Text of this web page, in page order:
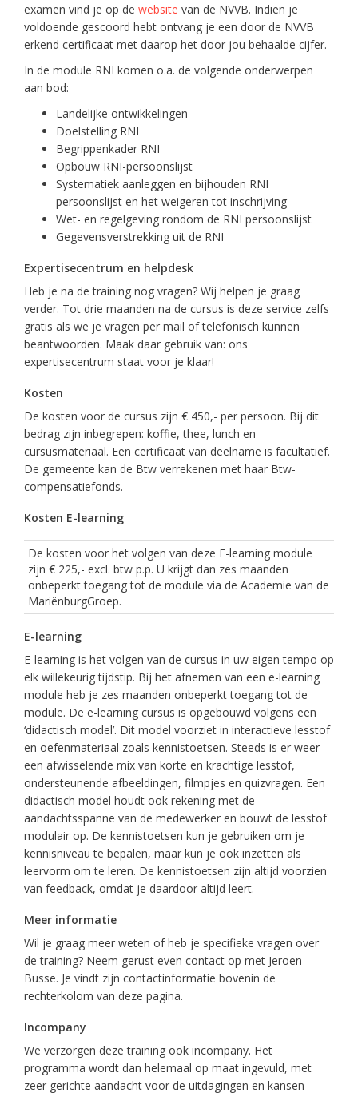
examen vind je op de website van de NVVB. Indien je
voldoende gescoord hebt ontvang je een door de NVVB
erkend certificaat met daarop het door jou behaalde cijfer.
In de module RNI komen o.a. de volgende onderwerpen
aan bod:
Landelijke ontwikkelingen
Doelstelling RNI
Begrippenkader RNI
Opbouw RNI-persoonslijst
Systematiek aanleggen en bijhouden RNI
persoonslijst en het weigeren tot inschrijving
Wet- en regelgeving rondom de RNI persoonslijst
Gegevensverstrekking uit de RNI
Expertisecentrum en helpdesk
Heb je na de training nog vragen? Wij helpen je graag
verder. Tot drie maanden na de cursus is deze service zelfs
gratis als we je vragen per mail of telefonisch kunnen
beantwoorden. Maak daar gebruik van: ons
expertisecentrum staat voor je klaar!
Kosten
De kosten voor de cursus zijn € 450,- per persoon. Bij dit
bedrag zijn inbegrepen: koffie, thee, lunch en
cursusmateriaal. Een certificaat van deelname is facultatief.
De gemeente kan de Btw verrekenen met haar Btw-
compensatiefonds.
Kosten E-learning
De kosten voor het volgen van deze E-learning module
zijn € 225,- excl. btw p.p. U krijgt dan zes maanden
onbeperkt toegang tot de module via de Academie van de
MariënburgGroep.
E-learning
E-learning is het volgen van de cursus in uw eigen tempo op
elk willekeurig tijdstip. Bij het afnemen van een e-learning
module heb je zes maanden onbeperkt toegang tot de
module. De e-learning cursus is opgebouwd volgens een
‘didactisch model’. Dit model voorziet in interactieve lesstof
en oefenmateriaal zoals kennistoetsen. Steeds is er weer
een afwisselende mix van korte en krachtige lesstof,
ondersteunende afbeeldingen, filmpjes en quizvragen. Een
didactisch model houdt ook rekening met de
aandachtsspanne van de medewerker en bouwt de lesstof
modulair op. De kennistoetsen kun je gebruiken om je
kennisniveau te bepalen, maar kun je ook inzetten als
leervorm om te leren. De kennistoetsen zijn altijd voorzien
van feedback, omdat je daardoor altijd leert.
Meer informatie
Wil je graag meer weten of heb je specifieke vragen over
de training? Neem gerust even contact op met Jeroen
Busse. Je vindt zijn contactinformatie bovenin de
rechterkolom van deze pagina.
Incompany
We verzorgen deze training ook incompany. Het
programma wordt dan helemaal op maat ingevuld, met
zeer gerichte aandacht voor de uitdagingen en kansen